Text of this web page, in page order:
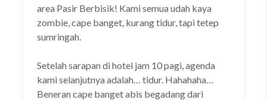
area Pasir Berbisik! Kami semua udah kaya
zombie, cape banget, kurang tidur, tapi tetep
sumringah.
Setelah sarapan di hotel jam 10 pagi, agenda
kami selanjutnya adalah… tidur. Hahahaha…
Beneran cape banget abis begadang dari